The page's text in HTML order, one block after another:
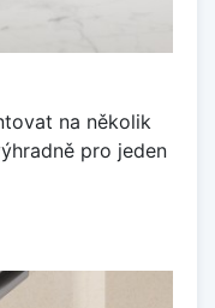
na několik
pro jeden